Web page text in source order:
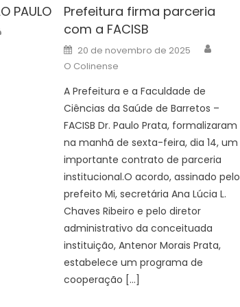
PAULO
Prefeitura firma parceria
com a FACISB
Posted
on
20 de novembro de 2025
O Colinense
A Prefeitura e a Faculdade de
Ciências da Saúde de Barretos –
FACISB Dr. Paulo Prata, formalizaram
na manhã de sexta-feira, dia 14, um
importante contrato de parceria
institucional.O acordo, assinado pelo
prefeito Mi, secretária Ana Lúcia L.
Chaves Ribeiro e pelo diretor
administrativo da conceituada
instituição, Antenor Morais Prata,
estabelece um programa de
cooperação […]